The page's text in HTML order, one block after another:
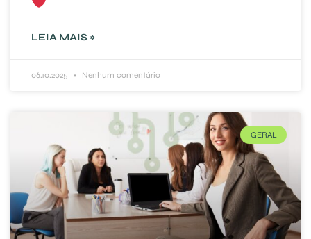
LEIA MAIS »
06.10.2025 Nenhum comentário
GERAL